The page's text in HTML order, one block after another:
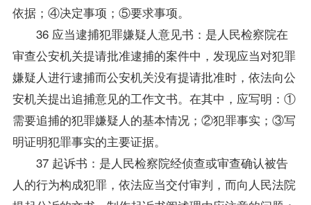
依据；④决定事项；⑤要求事项。
36 应当逮捕犯罪嫌疑人意见书：是人民检察院在
审查公安机关提请批准逮捕的案件中，发现应当对犯罪
嫌疑人进行逮捕而公安机关没有提请批准时，依法向公
安机关提出追捕意见的工作文书。在其中，应写明：①
需要追捕的犯罪嫌疑人的基本情况；②犯罪事实；③写
明证明犯罪事实的主要证据。
37 起诉书：是人民检察院经侦查或审查确认被告
人的行为构成犯罪，依法应当交付审判，而向人民法院